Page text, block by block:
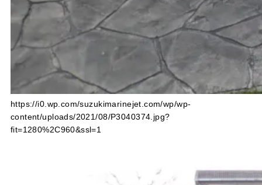
https://i0.wp.com/suzukimarinejet.com/wp/wp-
content/uploads/2021/08/P3040374.jpg?
fit=1280%2C960&ssl=1